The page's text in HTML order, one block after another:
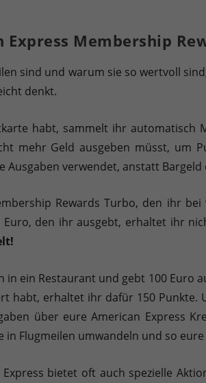
Membership
sind und warum sie so wertvoll
denkt.
habt, sammelt ihr
mehr Geld ausgeben müsst, um
verwendet, anstatt Bargeld
Rewards Turbo, den ihr
den ihr ausgebt, erhaltet ihr
in ein Restaurant und gebt 100 Euro
habt, erhaltet ihr dafür 150
über eure American Express
Flugmeilen umwandeln und so
bietet oft auch spezielle